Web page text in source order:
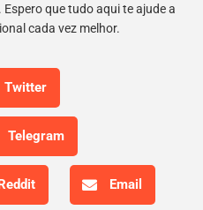
que tudo aqui te ajude a
cada vez melhor.
Twitter
Telegram
Email